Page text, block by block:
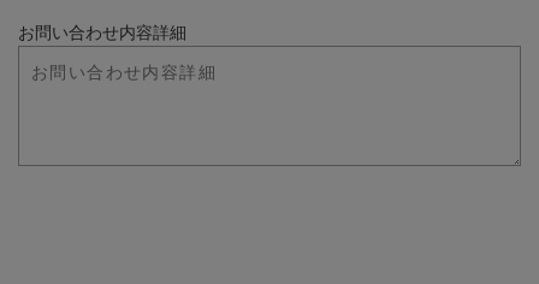
お問い合わせ内容詳細